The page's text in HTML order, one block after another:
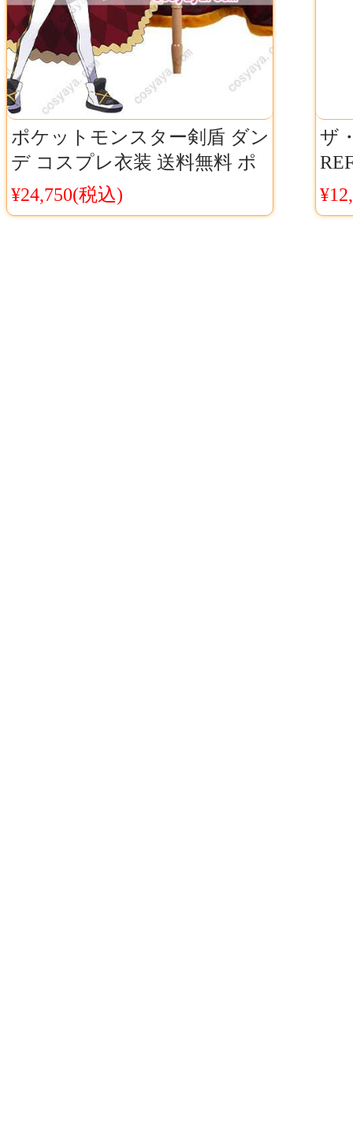
ポケットモンスター剣盾 ダン
デ コスプレ衣装 送料無料 ポ
ケモン剣盾 ダンデ コスプレ
¥24,750(税込)
ザ
ァ